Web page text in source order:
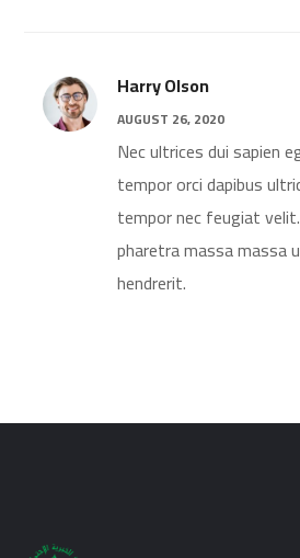
Harry Olson
AUGUST 26, 2020
Nec ultrices dui sapien
tempor orci dapibus
tempor nec feugiat
pharetra massa massa
hendrerit.